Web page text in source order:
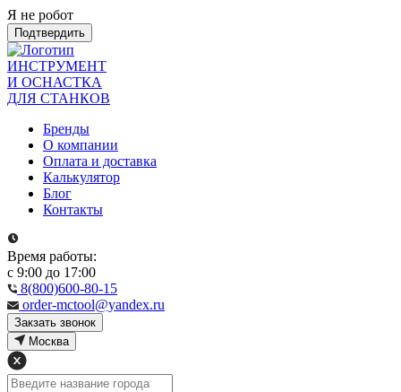
Я не робот
Подтвердить
ИНСТРУМЕНТ
И ОСНАСТКА
ДЛЯ СТАНКОВ
Бренды
О компании
Оплата и доставка
Калькулятор
Блог
Контакты
Время работы:
с 9:00 до 17:00
8(800)600-80-15
order-mctool@yandex.ru
Закзать звонок
Москва